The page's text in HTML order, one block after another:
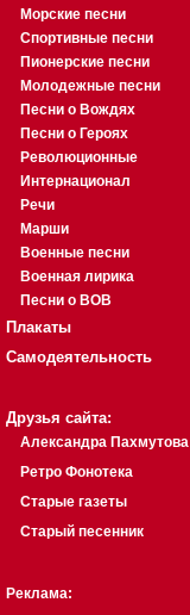
Морские песни
Спортивные песни
Пионерские песни
Молодежные песни
Песни о Вождях
Песни о Героях
Революционные
Интернационал
Речи
Марши
Военные песни
Военная лирика
Песни о ВОВ
Плакаты
Самодеятельность
Друзья сайта:
Александра Пахмутова
Ретро Фонотека
Старые газеты
Старый песенник
Реклама: